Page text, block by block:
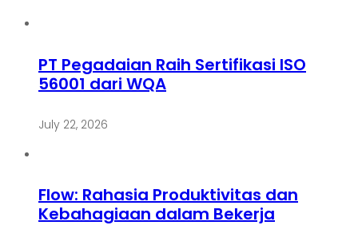
PT Pegadaian Raih Sertifikasi ISO
56001 dari WQA
July 22, 2026
Flow: Rahasia Produktivitas dan
Kebahagiaan dalam Bekerja